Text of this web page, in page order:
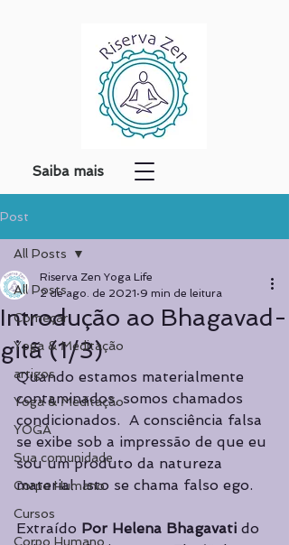
Saiba mais
Post
All Posts
Começar
Yoga & Meditação
artigos
Yoga & Meditação
YOGA
Sua comunidade
Corpo Humano
Cursos
Corpo Humano
All Posts
Introdução ao Bhagavad-
gitã (1/3)
Riserva Zen Yoga Life
2 de ago. de 2021 9 min de leitura
Quando estamos materialmente
contaminados, somos chamados
condi­cionados.  A consciência falsa
se exibe sob a impressão de que eu
sou um produto da natureza
material. Isto se chama falso ego.
Extraído Por Helena Bhagavati do